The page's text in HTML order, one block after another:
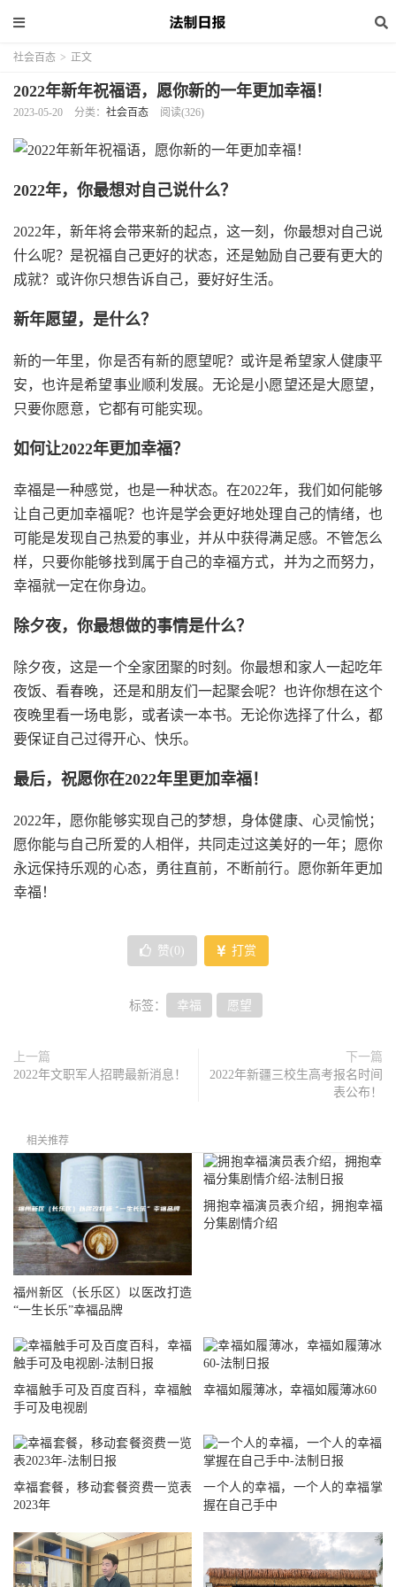
社会百态 > 正文
2022年新年祝福语，愿你新的一年更加幸福！
2023-05-20 分类： 社会百态 阅读(326)
2022年，你最想对自己说什么？
2022年，新年将会带来新的起点，这一刻，你最想对自己说
什么呢？是祝福自己更好的状态，还是勉励自己要有更大的
成就？或许你只想告诉自己，要好好生活。
新年愿望，是什么？
新的一年里，你是否有新的愿望呢？或许是希望家人健康平
安，也许是希望事业顺利发展。无论是小愿望还是大愿望，
只要你愿意，它都有可能实现。
如何让2022年更加幸福？
幸福是一种感觉，也是一种状态。在2022年，我们如何能够
让自己更加幸福呢？也许是学会更好地处理自己的情绪，也
可能是发现自己热爱的事业，并从中获得满足感。不管怎么
样，只要你能够找到属于自己的幸福方式，并为之而努力，
幸福就一定在你身边。
除夕夜，你最想做的事情是什么？
除夕夜，这是一个全家团聚的时刻。你最想和家人一起吃年
夜饭、看春晚，还是和朋友们一起聚会呢？也许你想在这个
夜晚里看一场电影，或者读一本书。无论你选择了什么，都
要保证自己过得开心、快乐。
最后，祝愿你在2022年里更加幸福！
2022年，愿你能够实现自己的梦想，身体健康、心灵愉悦；
愿你能与自己所爱的人相伴，共同走过这美好的一年；愿你
永远保持乐观的心态，勇往直前，不断前行。愿你新年更加
幸福！
赞( 0 ) 打赏
标签： 幸福 愿望
上一篇
2022年文职军人招聘最新消息！
下一篇
2022年新疆三校生高考报名时间
表公布！
相关推荐
福州新区（长乐区）以医改打造
“一生长乐”幸福品牌
拥抱幸福演员表介绍，拥抱幸福
分集剧情介绍
幸福触手可及百度百科，幸福触
手可及电视剧
幸福如履薄冰，幸福如履薄冰60
幸福套餐，移动套餐资费一览表
2023年
一个人的幸福，一个人的幸福掌
握在自己手中